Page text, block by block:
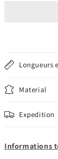
Longueurs
Material
Expedition
Informations